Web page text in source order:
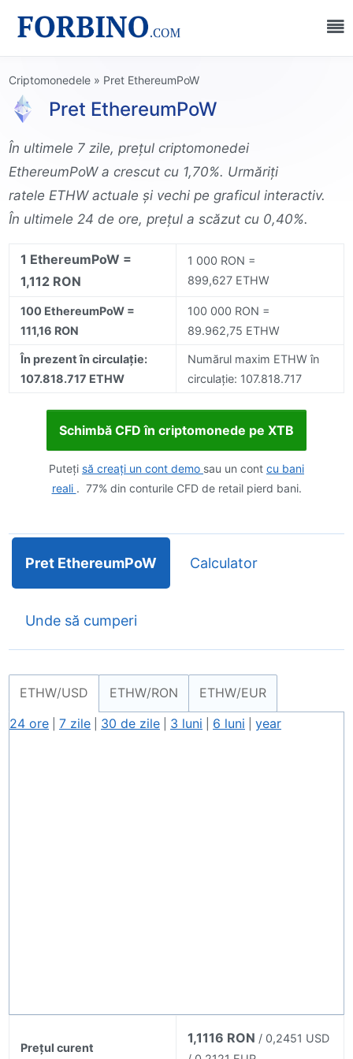
Criptomonedele » Pret EthereumPoW
Pret EthereumPoW
În ultimele 7 zile, prețul criptomonedei
EthereumPoW a crescut cu 1,70%. Urmăriți
ratele ETHW actuale și vechi pe graficul interactiv.
În ultimele 24 de ore, prețul a scăzut cu 0,40%.
1 EthereumPoW =
1,112 RON
1 000 RON =
899,627 ETHW
100 EthereumPoW =
111,16 RON
100 000 RON =
89.962,75 ETHW
În prezent în circulație:
107.818.717 ETHW
Numărul maxim ETHW în
circulație: 107.818.717
Schimbă CFD în criptomonede pe XTB
Puteți să creați un cont demo sau un cont cu bani
reali . 77% din conturile CFD de retail pierd bani.
Pret EthereumPoW Calculator
Unde să cumperi
ETHW/USD ETHW/RON
ETHW/EUR
24 ore
7 zile 30 de zile 3 luni 6 luni year
Prețul curent
1,1116 RON / 0,2451 USD